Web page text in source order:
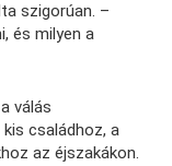
szigorúan. –
és milyen a
válás
családhoz, a
az éjszakákon.